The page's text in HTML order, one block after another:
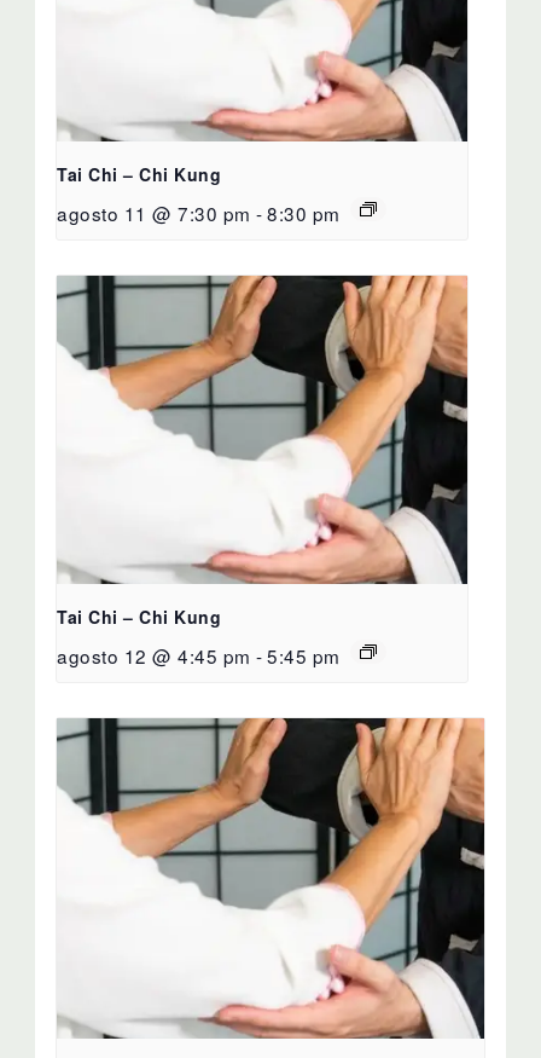
Tai Chi – Chi Kung
agosto 11 @ 7:30 pm -8:30 pm
Tai Chi – Chi Kung
agosto 12 @ 4:45 pm -5:45 pm